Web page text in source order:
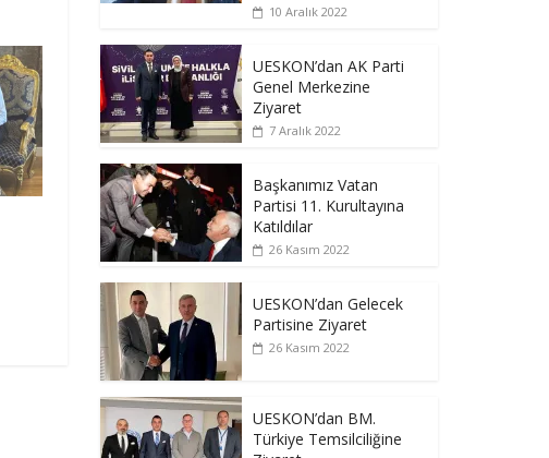
10 Aralık 2022
UESKON’dan AK Parti
Genel Merkezine
Ziyaret
7 Aralık 2022
Başkanımız Vatan
Partisi 11. Kurultayına
Katıldılar
26 Kasım 2022
UESKON’dan Gelecek
Partisine Ziyaret
26 Kasım 2022
UESKON’dan BM.
Türkiye Temsilciliğine